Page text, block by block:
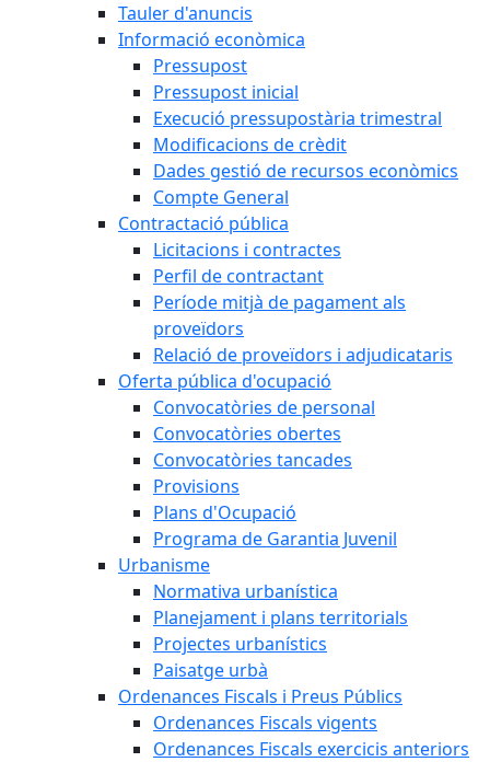
Tauler d'anuncis
Informació econòmica
Pressupost
Pressupost inicial
Execució pressupostària trimestral
Modificacions de crèdit
Dades gestió de recursos econòmics
Compte General
Contractació pública
Licitacions i contractes
Perfil de contractant
Període mitjà de pagament als
proveïdors
Relació de proveïdors i adjudicataris
Oferta pública d'ocupació
Convocatòries de personal
Convocatòries obertes
Convocatòries tancades
Provisions
Plans d'Ocupació
Programa de Garantia Juvenil
Urbanisme
Normativa urbanística
Planejament i plans territorials
Projectes urbanístics
Paisatge urbà
Ordenances Fiscals i Preus Públics
Ordenances Fiscals vigents
Ordenances Fiscals exercicis anteriors